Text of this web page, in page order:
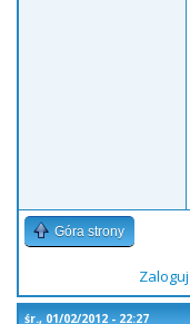
Góra strony
śr., 01/02/2012 - 22:27